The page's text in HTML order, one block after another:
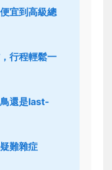
宜到高級總
行程輕鬆一
還是last-
難雜症